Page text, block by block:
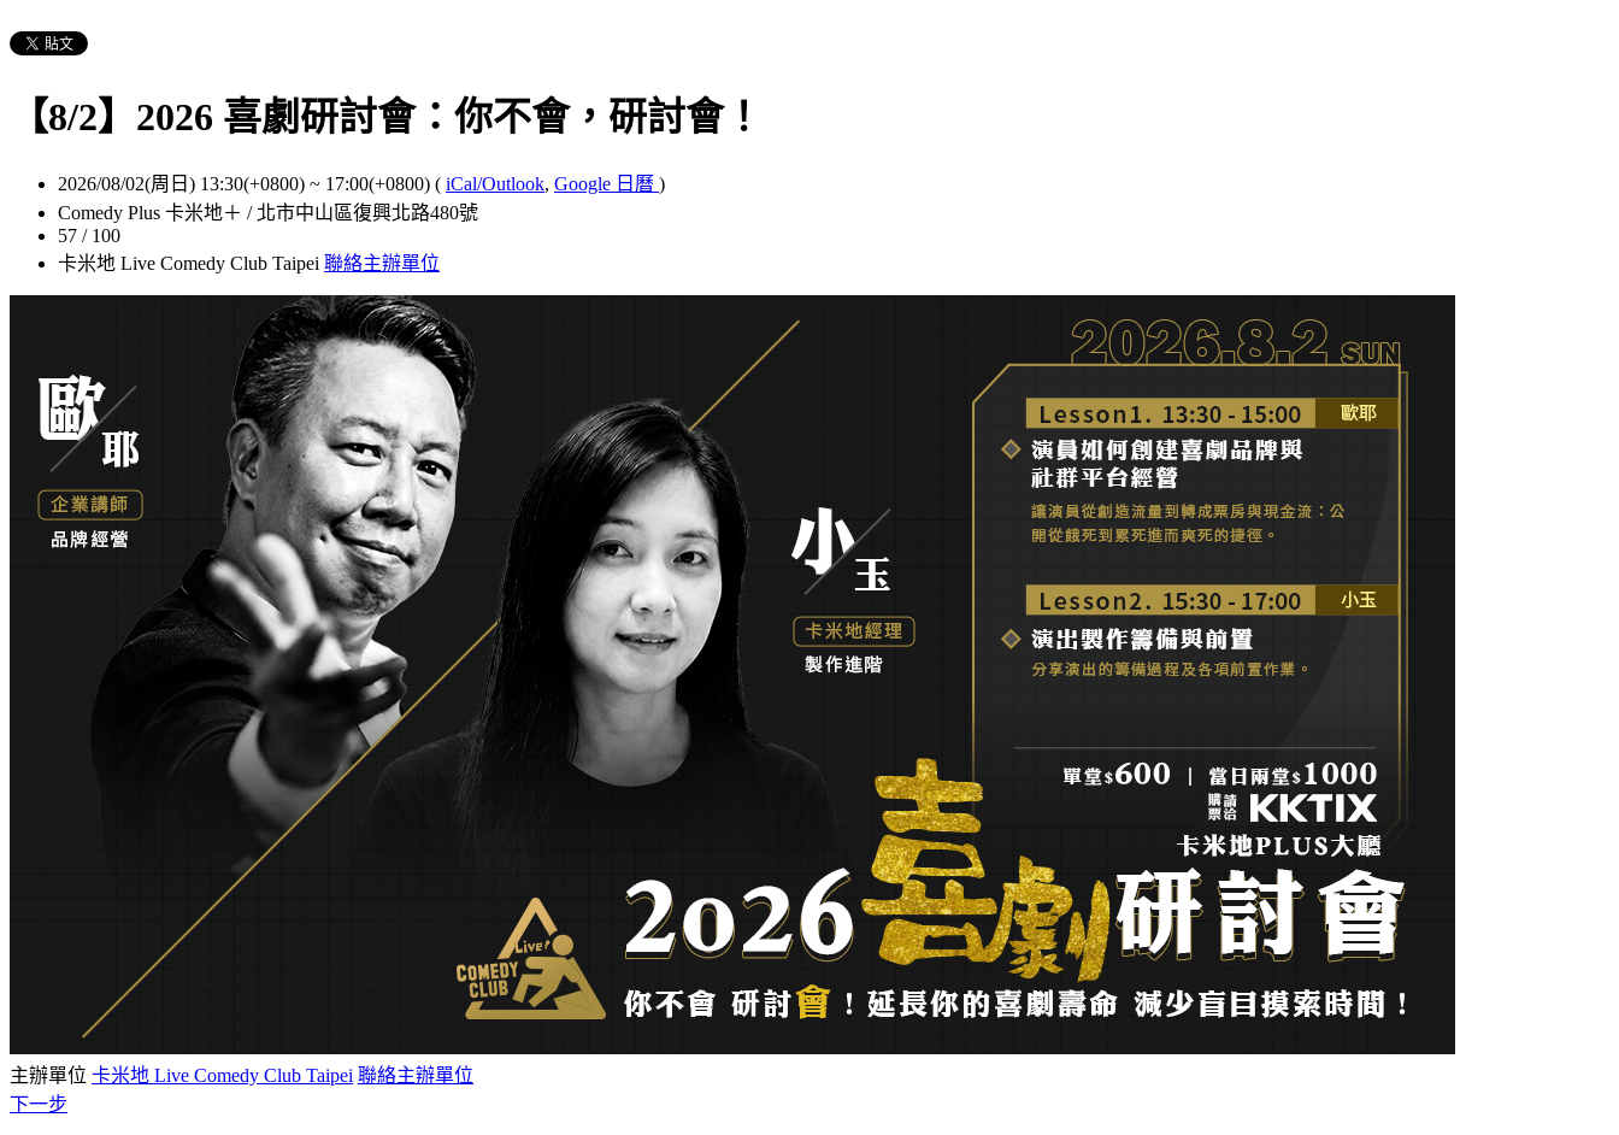
【8/2】2026 喜劇研討會：你不會，研討會！
2026/08/02(周日) 13:30(+0800) ~ 17:00(+0800) ( iCal/Outlook, Google 日曆 )
Comedy Plus 卡米地＋ / 北市中山區復興北路480號
57 / 100
卡米地 Live Comedy Club Taipei 聯絡主辦單位
主辦單位 卡米地 Live Comedy Club Taipei 聯絡主辦單位
下一步